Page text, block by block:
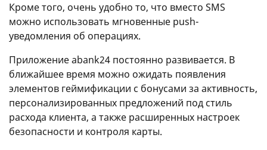
Кроме того, очень удобно то, что вместо SMS
можно использовать мгновенные push-
уведомления об операциях.
Приложение abank24 постоянно развивается. В
ближайшее время можно ожидать появления
элементов геймификации с бонусами за активность,
персонализированных предложений под стиль
расхода клиента, а также расширенных настроек
безопасности и контроля карты.